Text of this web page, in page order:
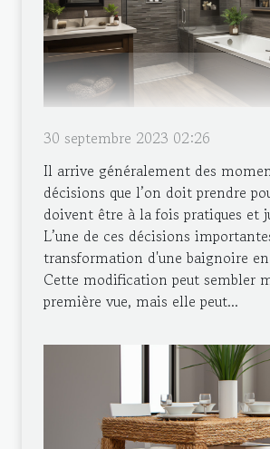
30 septembre 2023 02:26
Il arrive généralement des
décisions que l’on doit prendre
doivent être à la fois pratiques et
L’une de ces décisions
transformation d'une baignoire
Cette modification peut sembler
première vue, mais elle peut...